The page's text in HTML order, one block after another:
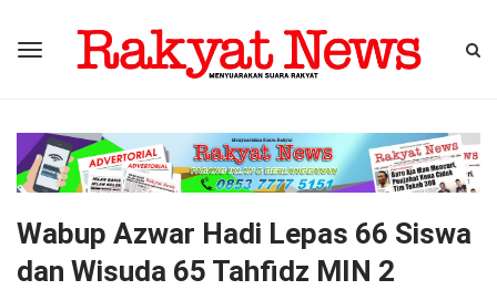
Wabup Azwar Hadi Lepas 66 Siswa
dan Wisuda 65 Tahfidz MIN 2